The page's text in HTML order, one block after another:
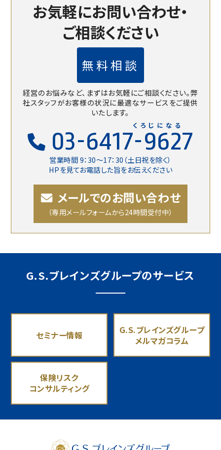
お気軽にお問い合わせ・
ご相談ください
無料相談
経営のお悩みなど、まずはお気軽にご相談ください。弊
社スタッフがお客様の状況に最適なサービスをご提供
いたします。
03-6417-9627
営業時間 9：30〜17：30（土日祝を除く）
HPを見てお電話した旨をお伝えください
くろじになる
メールでのお問い合わせ
（専用メールフォームから24時間受付中）
G.S.ブレインズグループのサービス
セミナー情報
G.S.ブレインズグループ
メルマガコラム
保険リスク
コンサルティング